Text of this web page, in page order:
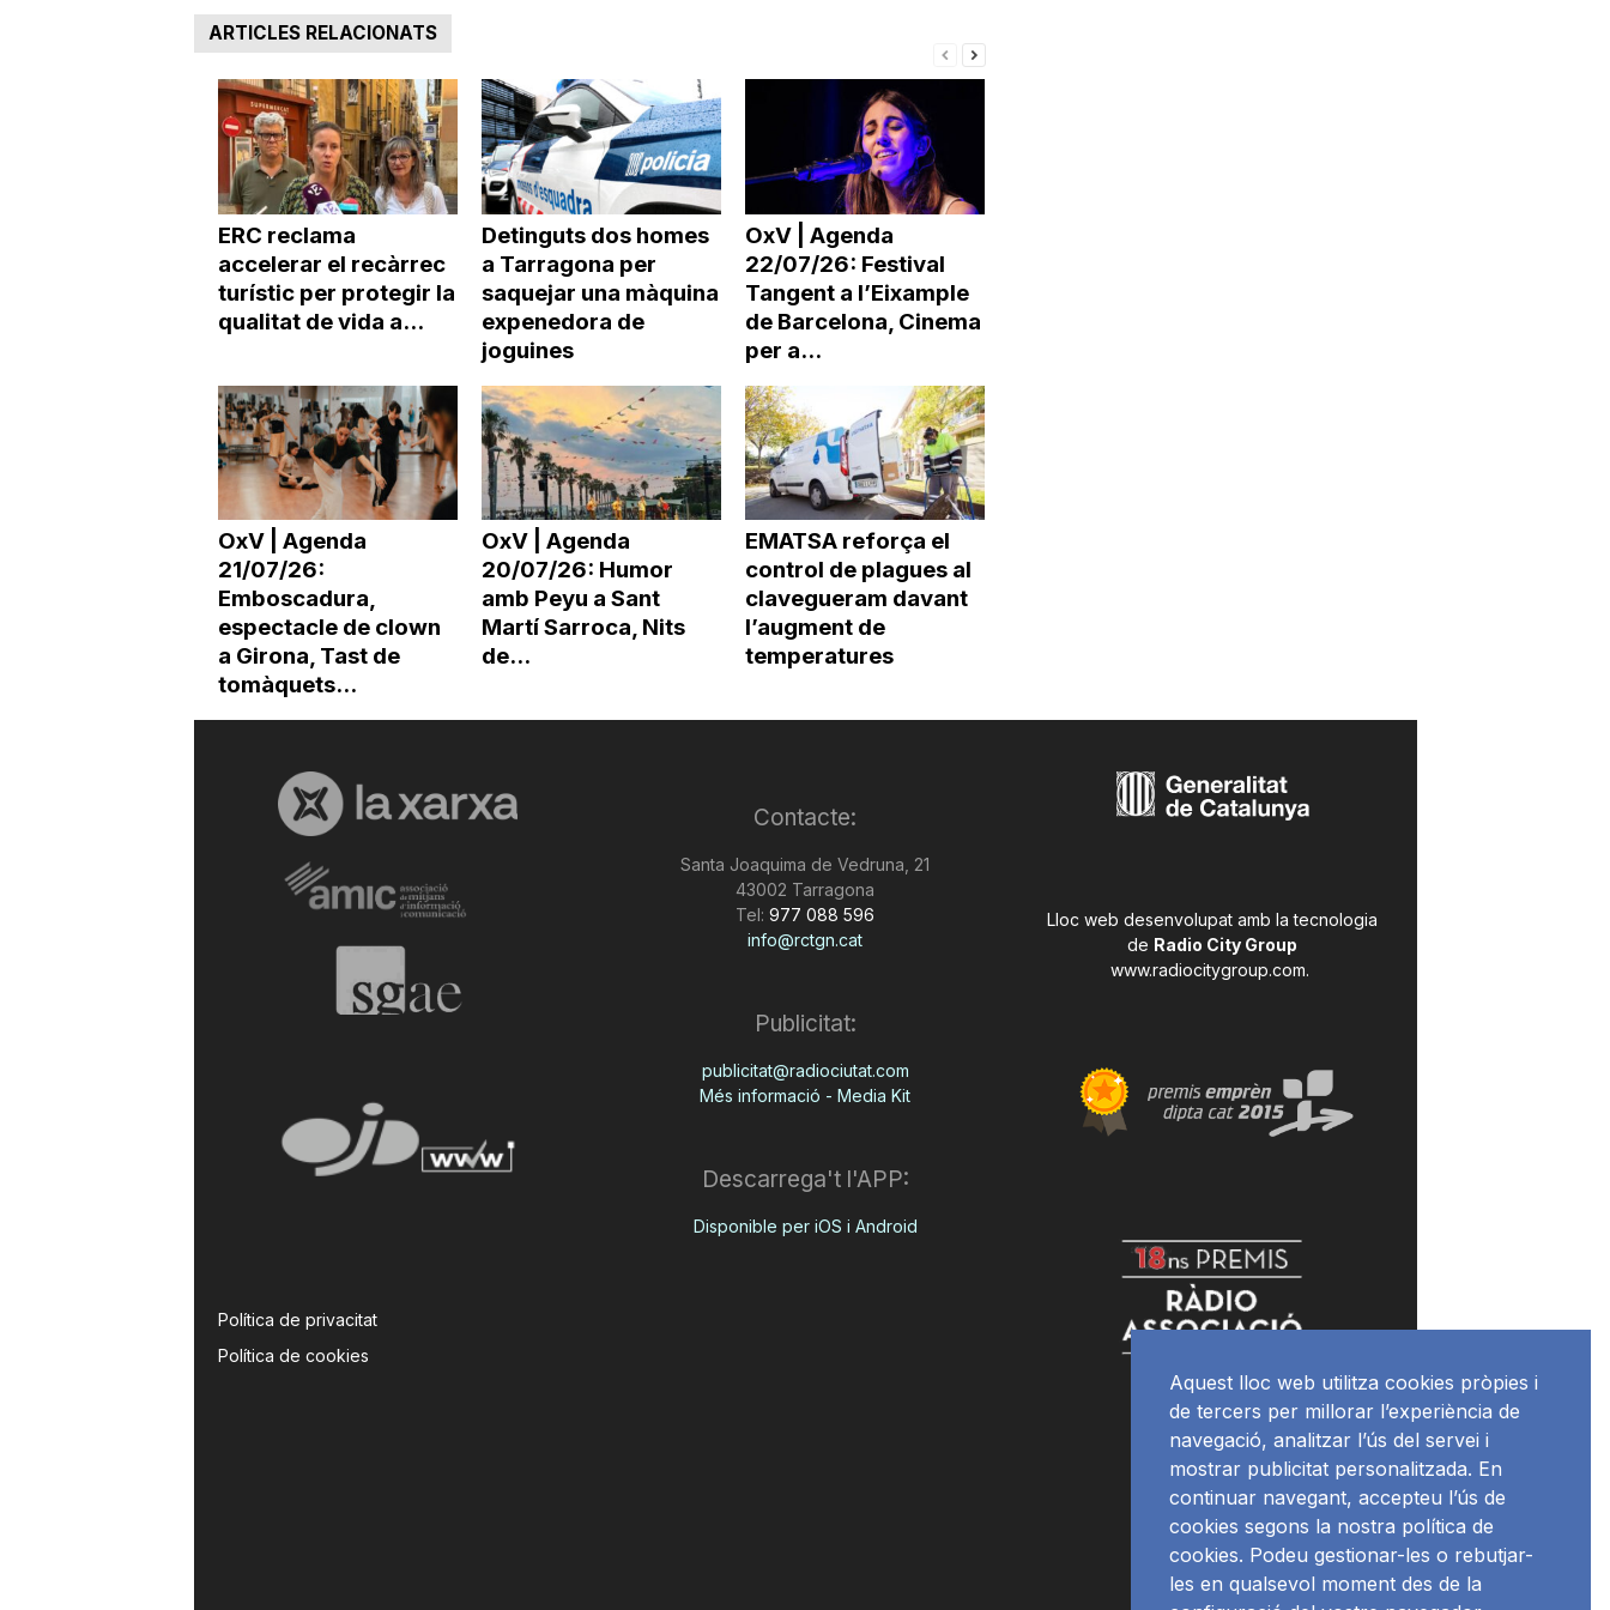
a
r
r
a
o
n
disminuir
el
volum.
ARTICLES RELACIONATS
ERC reclama
accelerar el recàrrec
turístic per protegir la
qualitat de vida a...
Detinguts dos homes
a Tarragona per
saquejar una màquina
expenedora de
joguines
OxV | Agenda
22/07/26: Festival
Tangent a l’Eixample
de Barcelona, Cinema
per a...
OxV | Agenda
21/07/26:
Emboscadura,
espectacle de clown
a Girona, Tast de
tomàquets...
OxV | Agenda
20/07/26: Humor
amb Peyu a Sant
Martí Sarroca, Nits
de...
EMATSA reforça el
control de plagues al
clavegueram davant
l’augment de
temperatures
Política de privacitat
Política de cookies
Contacte:
Santa Joaquima de Vedruna, 21
43002 Tarragona
Tel: 977 088 596
info@rctgn.cat
Publicitat:
publicitat@radiociutat.com
Més informació - Media Kit
Descarrega't l'APP:
Disponible per iOS i Android
Lloc web desenvolupat amb la tecnologia
de Radio City Group
www.radiocitygroup.com.
Aquest lloc web utilitza cookies pròpies i
de tercers per millorar l’experiència de
navegació, analitzar l’ús del servei i
mostrar publicitat personalitzada. En
continuar navegant, accepteu l’ús de
cookies segons la nostra política de
cookies. Podeu gestionar-les o rebutjar-
les en qualsevol moment des de la